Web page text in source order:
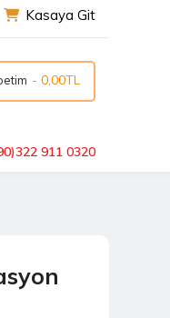
Kasaya Git
- 0,00TL
911 0320